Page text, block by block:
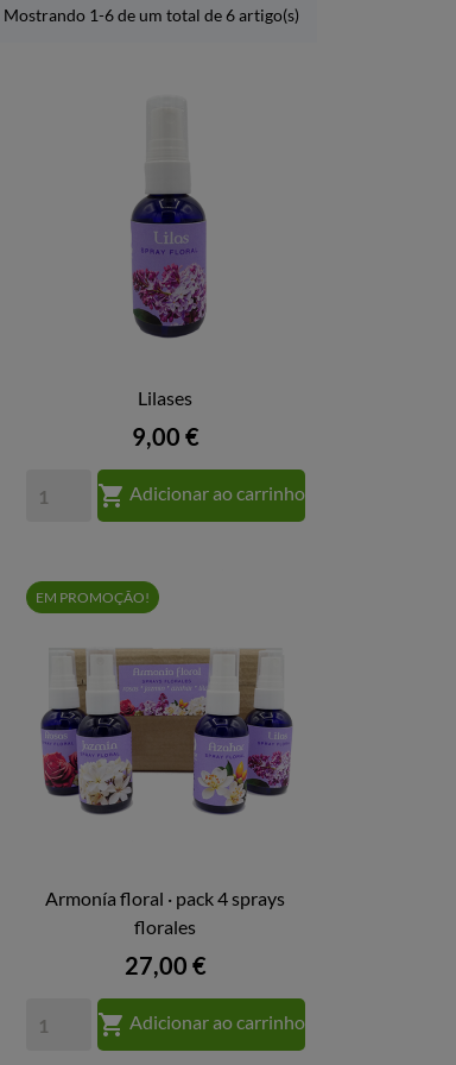
Mostrando 1-6 de um total de 6 artigo(s)
VISTA RÁPIDA
Lilases
Preço
9,00 €
 Adicionar ao carrinho
VISTA RÁPIDA
Armonía floral · pack 4 sprays
florales
Preço
27,00 €
 Adicionar ao carrinho
EM PROMOÇÃO!